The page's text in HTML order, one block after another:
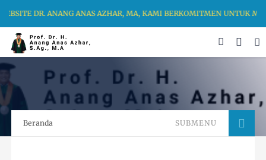
DR. ANANG ANAS AZHAR, MA, KAMI BERKOMITMEN UNTUK
Beranda SUBMENU